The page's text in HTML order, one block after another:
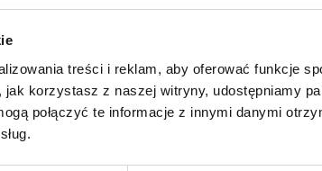
treści i reklam, aby oferować funkcje
korzystasz z naszej witryny, udostępniamy
połączyć te informacje z innymi danymi
stronę: Oferta w mieście:
informacje o nowych aukcjach, prosimy podać adres